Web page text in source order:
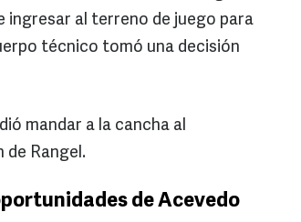
ingresar al terreno de juego para
técnico tomó una decisión
mandar a la cancha al
de Rangel.
de Acevedo